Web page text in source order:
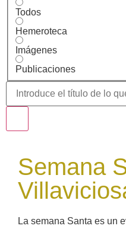
Todos
Hemeroteca
Imágenes
Publicaciones
Semana
La semana Santa es un